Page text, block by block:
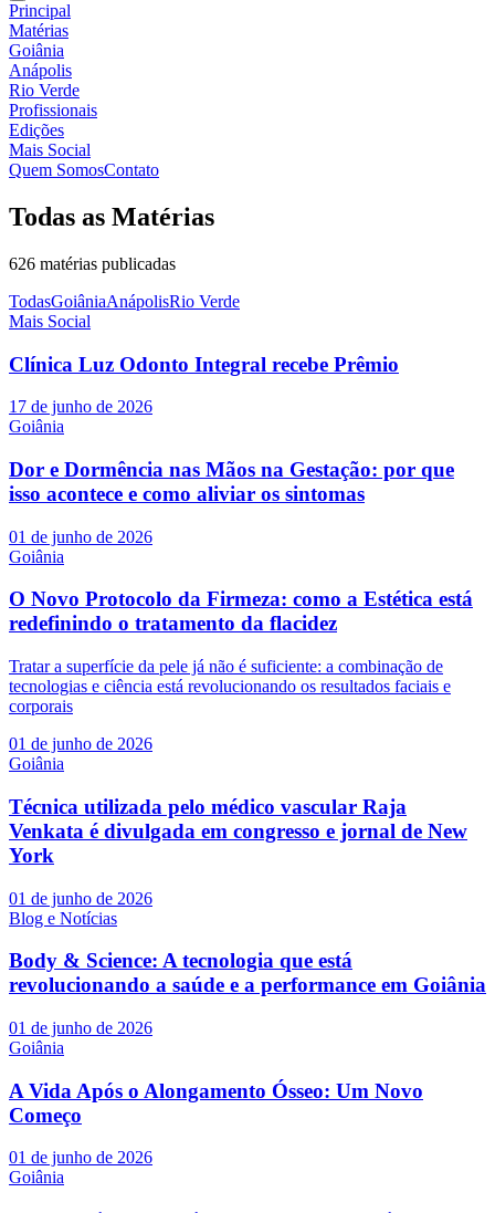
Principal
Matérias
Goiânia
Anápolis
Rio Verde
Profissionais
Edições
Mais Social
Quem SomosContato
Todas as Matérias
626 matérias publicadas
TodasGoiâniaAnápolisRio Verde
Mais Social
Clínica Luz Odonto Integral recebe Prêmio
17 de junho de 2026
Goiânia
Dor e Dormência nas Mãos na Gestação: por que
isso acontece e como aliviar os sintomas
01 de junho de 2026
Goiânia
O Novo Protocolo da Firmeza: como a Estética está
redefinindo o tratamento da flacidez
Tratar a superfície da pele já não é suficiente: a combinação de
tecnologias e ciência está revolucionando os resultados faciais e
corporais
01 de junho de 2026
Goiânia
Técnica utilizada pelo médico vascular Raja
Venkata é divulgada em congresso e jornal de New
York
01 de junho de 2026
Blog e Notícias
Body & Science: A tecnologia que está
revolucionando a saúde e a performance em Goiânia
01 de junho de 2026
Goiânia
A Vida Após o Alongamento Ósseo: Um Novo
Começo
01 de junho de 2026
Goiânia